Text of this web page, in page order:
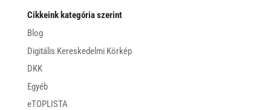
Cikkeink kategória szerint
Blog
Digitális Kereskedelmi Körkép
DKK
Egyéb
eTOPLISTA